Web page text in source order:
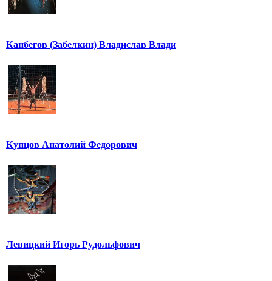
Канбегов (Забелкин) Владислав Влади
Купцов Анатолий Федорович
Левицкий Игорь Рудольфович